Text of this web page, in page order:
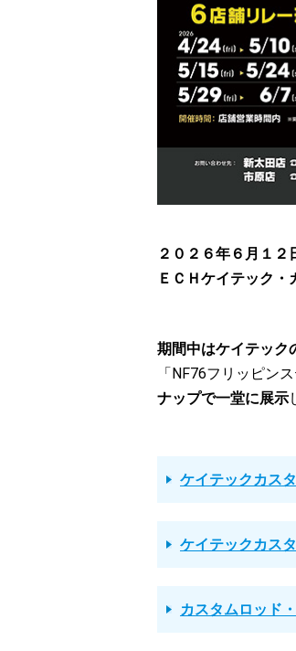
２０２６年６月１２
ＥＣＨケイテック・
期間中はケイテック
「NF76フリッピン
ナップで一堂に展示
ケイテックカス
ケイテックカス
カスタムロッド